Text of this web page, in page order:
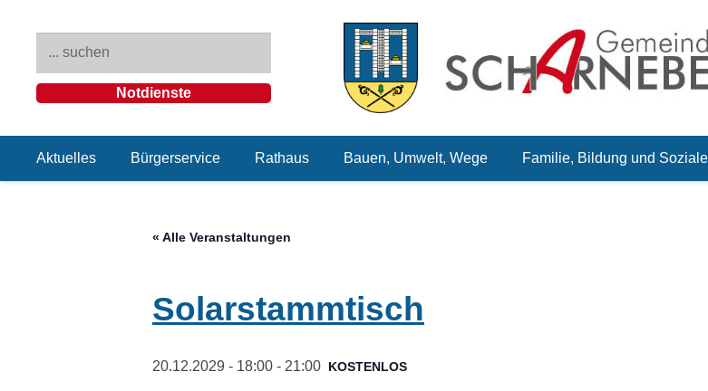
Notdienste
Aktuelles Bürgerservice Rathaus Bauen, Umwelt, Wege Familie, Bildung und
« Alle Veranstaltungen
Solarstammtisch
20.12.2029 - 18:00 - 21:00 KOSTENLOS